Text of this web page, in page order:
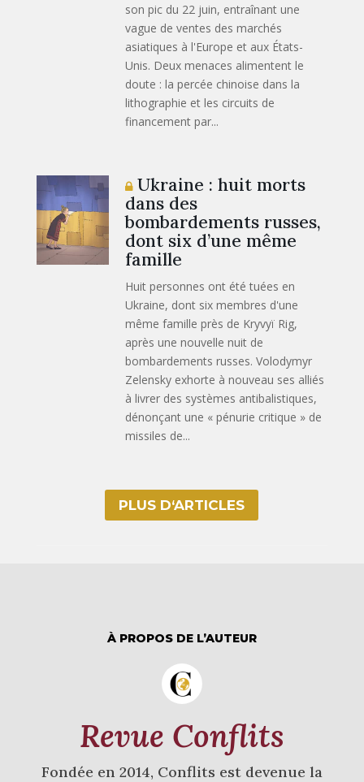
son pic du 22 juin, entraînant une
vague de ventes des marchés
asiatiques à l'Europe et aux États-
Unis. Deux menaces alimentent le
doute : la percée chinoise dans la
lithographie et les circuits de
financement par...
Ukraine : huit morts
dans des
bombardements russes,
dont six d’une même
famille
Huit personnes ont été tuées en
Ukraine, dont six membres d'une
même famille près de Kryvyï Rig,
après une nouvelle nuit de
bombardements russes. Volodymyr
Zelensky exhorte à nouveau ses alliés
à livrer des systèmes antibalistiques,
dénonçant une « pénurie critique » de
missiles de...
PLUS D‘ARTICLES
À PROPOS DE L’AUTEUR
Revue Conflits
Fondée en 2014, Conflits est devenue la